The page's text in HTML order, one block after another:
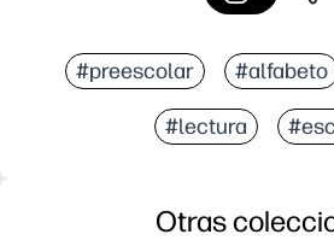
#preescolar #alfabeto
#lectura
Otras